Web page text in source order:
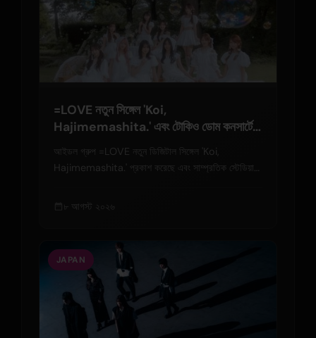
=LOVE নতুন সিঙ্গেল 'Koi,
Hajimemashita.' এবং টোকিও ডোম কনসার্টের
আইডল গ্রুপ =LOVE নতুন ডিজিটাল সিঙ্গেল 'Koi,
Hajimemashita.' প্রকাশ করেছে এবং সাম্প্রতিক স্টেডিয়াম
৮ আগস্ট ২০২৬
JAPAN